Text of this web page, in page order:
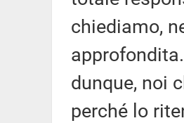
chiediamo,
dunque, noi
perché lo